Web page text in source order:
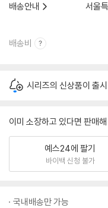
배송안내
서울
배송비
시리즈의 신상품이 출
이미 소장하고 있다면 판매
예스24에 팔기
바이백 신청 불가
국내배송만 가능